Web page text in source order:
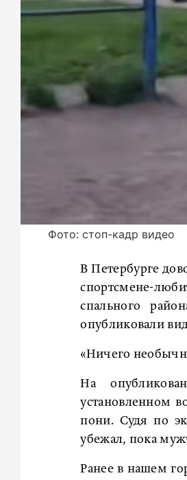
Фото: стоп-кадр видео
В Петербурге
спортсмене-
спального
опубликовали
«Ничего
На
установленном
пони. Судя по
убежал, пока
Ранее в нашем